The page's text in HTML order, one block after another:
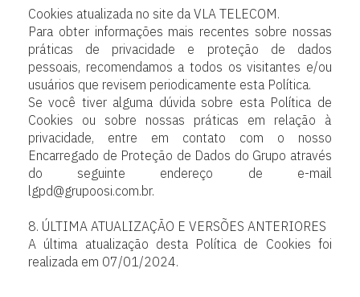
Cookies atualizada no site da VLA TELECOM.
Para obter informações mais recentes sobre nossas
práticas de privacidade e proteção de dados
pessoais, recomendamos a todos os visitantes e/ou
usuários que revisem periodicamente esta Política.
Se você tiver alguma dúvida sobre esta Política de
Cookies ou sobre nossas práticas em relação à
privacidade, entre em contato com o nosso
Encarregado de Proteção de Dados do Grupo através
do seguinte endereço de e-mail
lgpd@grupoosi.com.br.
8. ÚLTIMA ATUALIZAÇÃO E VERSÕES ANTERIORES
A última atualização desta Política de Cookies foi
realizada em 07/01/2024.